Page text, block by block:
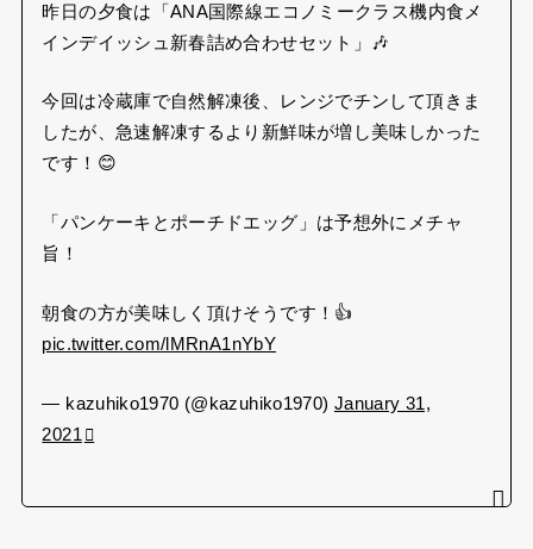
昨日の夕食は「ANA国際線エコノミークラス機内食メ
インデイッシュ新春詰め合わせセット」🎶
今回は冷蔵庫で自然解凍後、レンジでチンして頂きま
したが、急速解凍するより新鮮味が増し美味しかった
です！😊
「パンケーキとポーチドエッグ」は予想外にメチャ
旨！
朝食の方が美味しく頂けそうです！👍
pic.twitter.com/lMRnA1nYbY
— kazuhiko1970 (@kazuhiko1970) January 31,
2021